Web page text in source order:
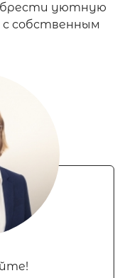
уютную
собственным